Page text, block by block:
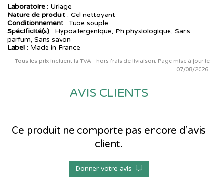
Laboratoire : Uriage
Nature de produit : Gel nettoyant
Conditionnement : Tube souple
Spécificité(s) : Hypoallergenique, Ph physiologique, Sans
parfum, Sans savon
Label : Made in France
Tous les prix incluent la TVA - hors frais de livraison. Page mise à jour le
07/08/2026.
AVIS CLIENTS
Ce produit ne comporte pas encore d’avis
client.
Donner votre avis